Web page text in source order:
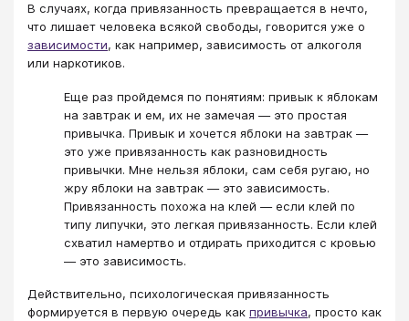
В случаях, когда привязанность превращается в нечто,
что лишает человека всякой свободы, говорится уже о
зависимости, как например, зависимость от алкоголя
или наркотиков.
Еще раз пройдемся по понятиям: привык к яблокам
на завтрак и ем, их не замечая — это простая
привычка. Привык и хочется яблоки на завтрак —
это уже привязанность как разновидность
привычки. Мне нельзя яблоки, сам себя ругаю, но
жру яблоки на завтрак — это зависимость.
Привязанность похожа на клей — если клей по
типу липучки, это легкая привязанность. Если клей
схватил намертво и отдирать приходится с кровью
— это зависимость.
Действительно, психологическая привязанность
формируется в первую очередь как привычка, просто как